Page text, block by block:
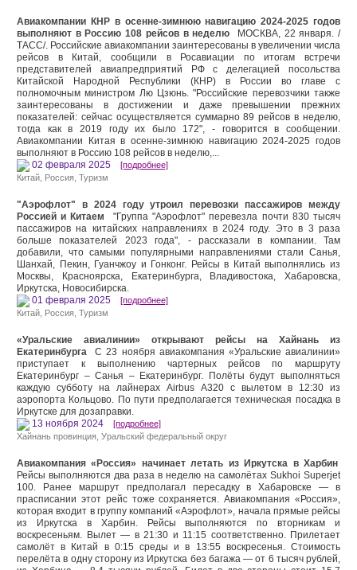
Авиакомпании КНР в осенне-зимнюю навигацию 2024-2025 годов
выполняют в Россию 108 рейсов в неделю МОСКВА, 22 января. /
ТАСС/. Российские авиакомпании заинтересованы в увеличении числа
рейсов в Китай, сообщили в Росавиации по итогам встречи
представителей авиапредприятий РФ с делегацией посольства
Китайской Народной Республики (КНР) в России во главе с
полномочным министром Лю Цзюнь. "Российские перевозчики также
заинтересованы в достижении и даже превышении прежних
показателей: сейчас осуществляется суммарно 89 рейсов в неделю,
тогда как в 2019 году их было 172", - говорится в сообщении.
Авиакомпании Китая в осенне-зимнюю навигацию 2024-2025 годов
выполняют в Россию 108 рейсов в неделю,...
02 февраля 2025 [подробнее]
Китай , Россия, Туризм
"Аэрофлот" в 2024 году утроил перевозки пассажиров между
Россией и Китаем
"Группа "Аэрофлот" перевезла почти 830 тысяч
пассажиров на китайских направлениях в 2024 году. Это в 3 раза
больше показателей 2023 года", - рассказали в компании. Там
добавили, что самыми популярными направлениями стали Санья,
Шанхай, Пекин, Гуанчжоу и Гонконг. Рейсы в Китай выполнялись из
Москвы, Красноярска, Екатеринбурга, Владивостока, Хабаровска,
Иркутска, Новосибирска.
01 февраля 2025 [подробнее]
Китай , Россия, Туризм
«Уральские авиалинии» открывают рейсы на Хайнань из
Екатеринбурга С 23 ноября авиакомпания «Уральские авиалинии»
приступает к выполнению чартерных рейсов по маршруту
Екатеринбург – Санья – Екатеринбург. Полёты будут выполняться
каждую субботу на лайнерах Airbus А320 с вылетом в 12:30 из
аэропорта Кольцово. По пути предполагается техническая посадка в
Иркутске для дозаправки.
13 ноября 2024 [подробнее]
Хайнань провинция , Уральский федеральный округ
Авиакомпания «Россия» начинает летать из Иркутска в Харбин
Рейсы выполняются два раза в неделю на самолётах Sukhoi Superjet
100. Ранее маршрут предполагал пересадку в Хабаровске — в
прасписании этот рейс тоже сохраняется. Авиакомпания «Россия»,
которая входит в группу компаний «Аэрофлот», начала прямые рейсы
из Иркутска в Харбин. Рейсы выполняются по вторникам и
воскресеньям. Вылет — в 21:30 и 11:15 соответственно. Прилетает
самолёт в Китай в 0:15 среды и в 13:55 воскресенья. Стоимость
перелёта в одну сторону из Иркутска без багажа — от 6 тысяч рублей,